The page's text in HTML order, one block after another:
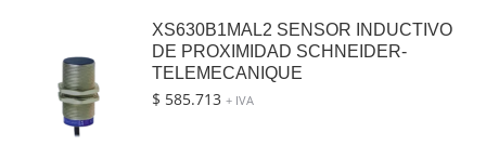
XS630B1MAL2 SENSOR INDUCTIVO
DE PROXIMIDAD SCHNEIDER-
TELEMECANIQUE
$ 585.713 + IVA